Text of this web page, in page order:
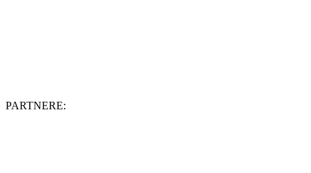
PARTNERE: